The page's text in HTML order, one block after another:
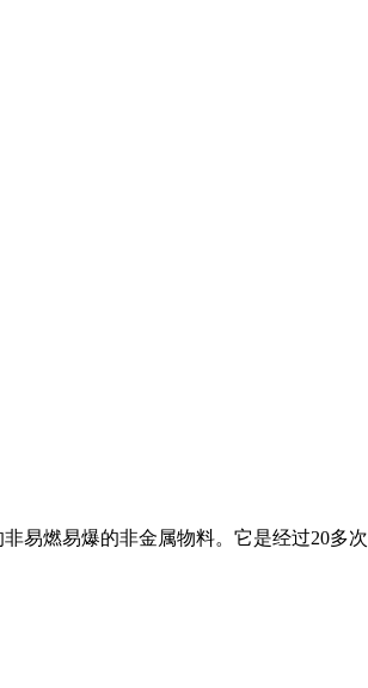
易燃易爆的非金属物料。它是经过20多